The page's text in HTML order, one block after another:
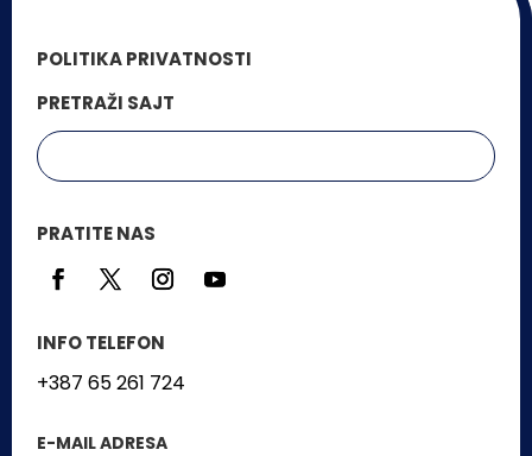
POLITIKA PRIVATNOSTI
PRETRAŽI SAJT
PRATITE NAS
INFO TELEFON
+387 65 261 724
E-MAIL ADRESA